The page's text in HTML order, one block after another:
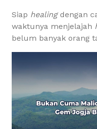
Siap healingdengan
waktunya menjelajah
belum banyak orang